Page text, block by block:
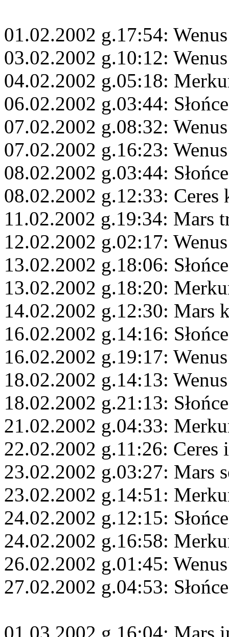
01.02.2002 g.17:54:
03.02.2002 g.10:12:
04.02.2002 g.05:18:
06.02.2002 g.03:44:
07.02.2002 g.08:32:
07.02.2002 g.16:23:
08.02.2002 g.03:44:
08.02.2002 g.12:33:
11.02.2002 g.19:34: Mars
12.02.2002 g.02:17:
13.02.2002 g.18:06:
13.02.2002 g.18:20:
14.02.2002 g.12:30: Mars
16.02.2002 g.14:16:
16.02.2002 g.19:17:
18.02.2002 g.14:13:
18.02.2002 g.21:13:
21.02.2002 g.04:33:
22.02.2002 g.11:26: Ceres
23.02.2002 g.03:27: Mars
23.02.2002 g.14:51:
24.02.2002 g.12:15:
24.02.2002 g.16:58:
26.02.2002 g.01:45:
27.02.2002 g.04:53:
01.03.2002 g.16:04: Mars